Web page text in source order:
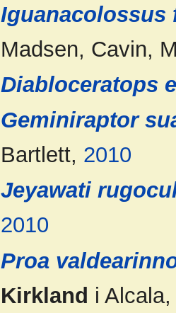
Iguanacolossus
Madsen, Cavin,
Diabloceratops
Geminiraptor
Bartlett, 2010
Jeyawati
2010
Proa
Kirkland i